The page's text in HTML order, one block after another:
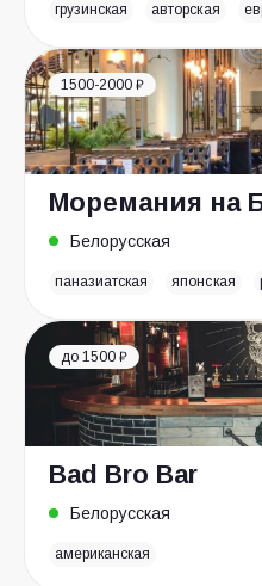
грузинская авторская
1500-2000 ₽
Моремания на
Белорусская
паназиатская японская
до 1500 ₽
Bad Bro Bar
Белорусская
американская